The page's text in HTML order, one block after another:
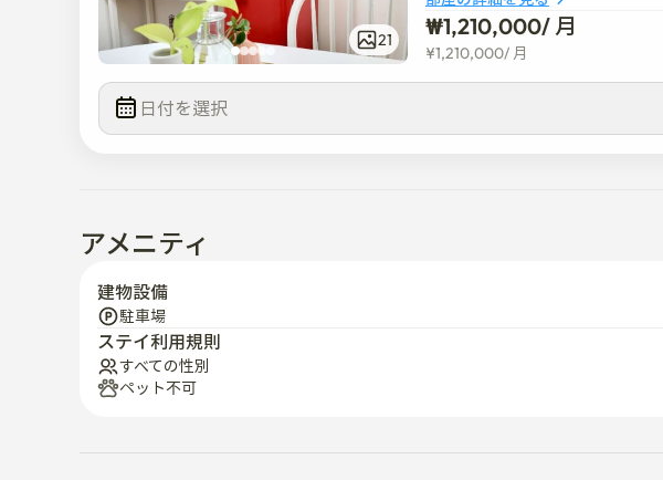
21 ₩1,210,000/ 月
¥1,210,000/ 月
アメニティ
建物設備
駐車場
ステイ利用規則
すべての性別
ペット不可